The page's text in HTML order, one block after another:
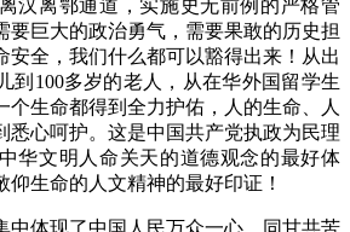
汉离鄂通道，实施史无前例的严格管
要巨大的政治勇气，需要果敢的历史担
安全，我们什么都可以豁得出来！从出
到100多岁的老人，从在华外国留学生
个生命都得到全力护佑，人的生命、人
悉心呵护。这是中国共产党执政为民理
华文明人命关天的道德观念的最好体
生命的人文精神的最好印证！
现了中国人民万众一心、同甘共苦